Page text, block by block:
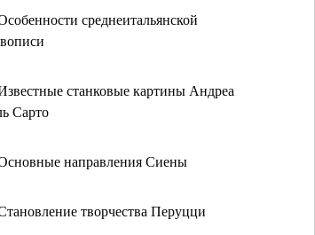
среднеитальянской
станковые картины Андреа
Сарто
направления Сиены
творчества Перуцци